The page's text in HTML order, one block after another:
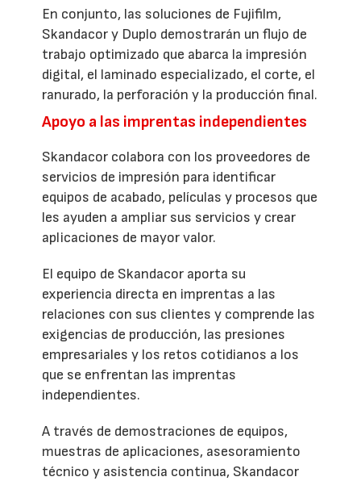
En conjunto, las soluciones de Fujifilm,
Skandacor y Duplo demostrarán un flujo de
trabajo optimizado que abarca la impresión
digital, el laminado especializado, el corte, el
ranurado, la perforación y la producción final.
Apoyo a las imprentas independientes
Skandacor colabora con los proveedores de
servicios de impresión para identificar
equipos de acabado, películas y procesos que
les ayuden a ampliar sus servicios y crear
aplicaciones de mayor valor.
El equipo de Skandacor aporta su
experiencia directa en imprentas a las
relaciones con sus clientes y comprende las
exigencias de producción, las presiones
empresariales y los retos cotidianos a los
que se enfrentan las imprentas
independientes.
A través de demostraciones de equipos,
muestras de aplicaciones, asesoramiento
técnico y asistencia continua, Skandacor